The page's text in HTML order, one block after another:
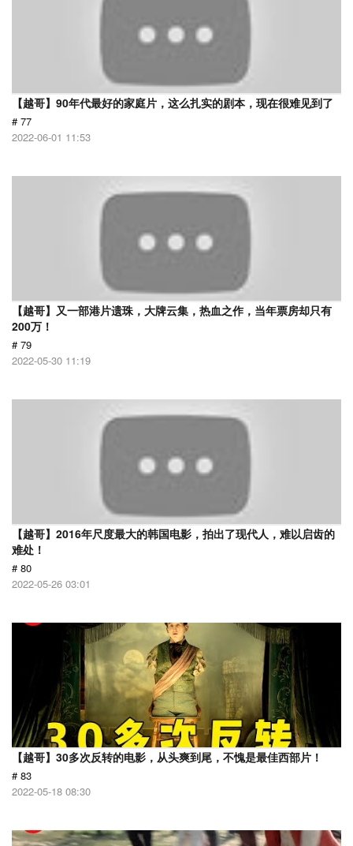
【越哥】90年代最好的家庭片，这么扎实的剧本，现在很难见到了
# 77
2022-06-01 11:53
【越哥】又一部港片遗珠，大牌云集，热血之作，当年票房却只有
200万！
# 79
2022-05-30 11:19
【越哥】2016年尺度最大的韩国电影，拍出了现代人，难以启齿的
难处！
# 80
2022-05-26 03:01
【越哥】30多次反转的电影，从头爽到尾，不愧是最佳西部片！
# 83
2022-05-18 08:30